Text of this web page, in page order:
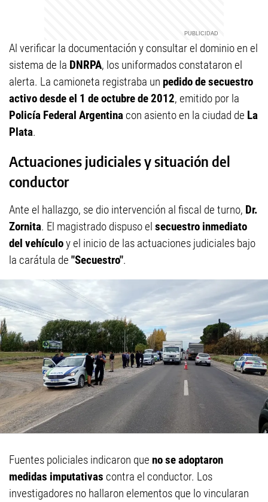
Al verificar la documentación y consultar el dominio en el
sistema de la DNRPA, los uniformados constataron el
alerta. La camioneta registraba un pedido de secuestro
activo desde el 1 de octubre de 2012, emitido por la
Policía Federal Argentina con asiento en la ciudad de La
Plata.
Actuaciones judiciales y situación del
conductor
Ante el hallazgo, se dio intervención al fiscal de turno, Dr.
Zornita. El magistrado dispuso el secuestro inmediato
del vehículoy el inicio de las actuaciones judiciales bajo
la carátula de "Secuestro".
Fuentes policiales indicaron que no se adoptaron
medidas imputativas contra el conductor. Los
investigadores no hallaron elementos que lo vincularan